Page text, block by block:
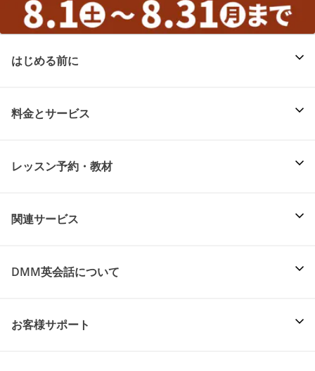
はじめる前に
料金とサービス
レッスン予約・教材
関連サービス
DMM英会話について
お客様サポート